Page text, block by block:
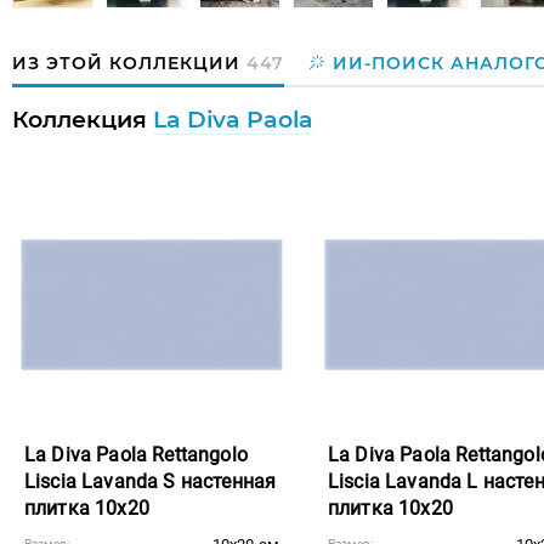
ИЗ ЭТОЙ КОЛЛЕКЦИИ 447 ИИ-ПОИСК
Коллекция La Diva Paola
La Diva Paola Rettangolo
Liscia Lavanda S настенная
плитка 10x20
La Diva Paola
Liscia Lavanda L
плитка 10x20